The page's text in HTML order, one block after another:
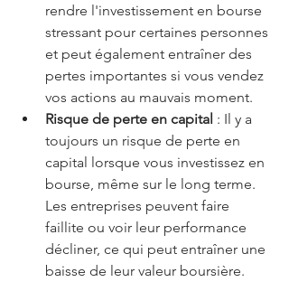
rendre l'investissement en bourse
stressant pour certaines personnes
et peut également entraîner des
pertes importantes si vous vendez
vos actions au mauvais moment.
Risque de perte en capital : Il y a
toujours un risque de perte en
capital lorsque vous investissez en
bourse, même sur le long terme.
Les entreprises peuvent faire
faillite ou voir leur performance
décliner, ce qui peut entraîner une
baisse de leur valeur boursière.